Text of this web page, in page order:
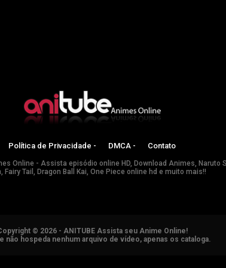
Política de Privacidade - DMCA - Contato
Online - Assista episódio online HD, Download Animes, Naruto
Fairy Tail, Dragon Ball Kai, One Piece online hd e muito mais!!
© 2026 - ANITUBE Assista seu Anime Online!
não hospeda nenhum arquivo de vídeo, apenas os cataloga.